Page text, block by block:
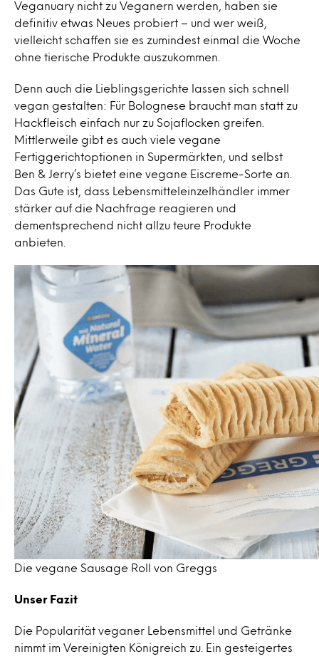
Veganuary nicht zu Veganern werden, haben sie
definitiv etwas Neues probiert – und wer weiß,
vielleicht schaffen sie es zumindest einmal die Woche
ohne tierische Produkte auszukommen.
Denn auch die Lieblingsgerichte lassen sich schnell
vegan gestalten: Für Bolognese braucht man statt zu
Hackfleisch einfach nur zu Sojaflocken greifen.
Mittlerweile gibt es auch viele vegane
Fertiggerichtoptionen in Supermärkten, und selbst
Ben & Jerry’s bietet eine vegane Eiscreme-Sorte an.
Das Gute ist, dass Lebensmitteleinzelhändler immer
stärker auf die Nachfrage reagieren und
dementsprechend nicht allzu teure Produkte
anbieten.
Die vegane Sausage Roll von Greggs
Unser Fazit
Die Popularität veganer Lebensmittel und Getränke
nimmt im Vereinigten Königreich zu. Ein gesteigertes